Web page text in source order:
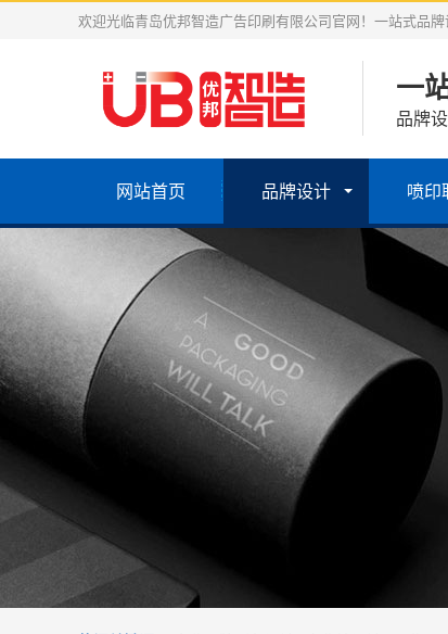
欢迎光临青岛优邦智造广告印刷有限公司官网！一站式品
一
品牌
网站首页 品牌设计 喷印